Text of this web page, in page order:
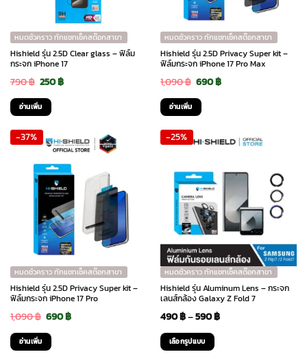
หมดชั่วคราว ทักแชทเช็คสต๊อกสาขา
Hishield รุ่น 2.5D Clear glass – ฟิล์ม
กระจก iPhone 17
790฿ Original
price
was:
790 ฿.
250฿Current
250 ฿.
อ่านเพิ่ม
หมดชั่วคราว ทักแชทเช็คสต๊อกสาขา
Hishield รุ่น 2.5D Privacy Super kit –
ฟิล์มกระจก iPhone 17 Pro Max
1,090฿ Original
price
was:
1,090 ฿.
690฿Current
690 ฿.
อ่านเพิ่ม
-37%
หมดชั่วคราว ทักแชทเช็คสต๊อกสาขา
Hishield รุ่น 2.5D Privacy Super kit –
ฟิล์มกระจก iPhone 17 Pro
1,090฿ Original
price
was:
690฿Current
อ่านเพิ่ม
-25%
หมดชั่วคราว ทักแชทเช็คสต๊อกสาขา
Hishield รุ่น Aluminum Lens – กระจก
เลนส์กล้อง Galaxy Z Fold 7
490฿–590฿Price
เลือกรูปแบบ